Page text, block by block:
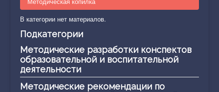
Наставник51
Исследование компетенций
Научно-методическое пространство
Конкурсное движение
Профориентация
В категории нет материалов.
Подкатегории
Методические разработки конспектов
образовательной и воспитательной
деятельности
Методические рекомендации по